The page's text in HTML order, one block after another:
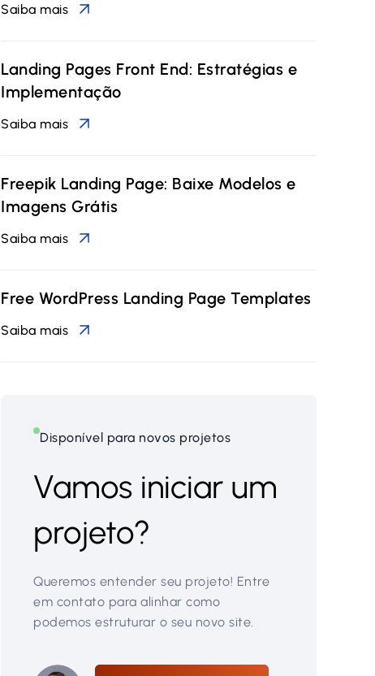
Saiba mais
Landing Pages Front End: Estratégias e
Implementação
Saiba mais
Freepik Landing Page: Baixe Modelos e
Imagens Grátis
Saiba mais
Free WordPress Landing Page Templates
Saiba mais
Disponível para novos projetos
Vamos iniciar um
projeto?
Queremos entender seu projeto! Entre
em contato para alinhar como
podemos estruturar o seu novo site.